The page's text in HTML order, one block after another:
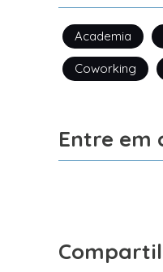
Academia
Coworking
Entre em